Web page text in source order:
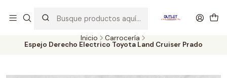
probados con altos estándares de calidad.
Inicio Carrocería
Espejo Derecho Electrico Toyota Land Cruiser Prado